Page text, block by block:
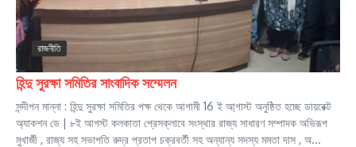
রাজনীতি
হিন্দু সুরক্ষা সমিতির সাংবাদিক সম্মেলন
সন্দীপন মান্না : হিন্দু সুরক্ষা সমিতির পক্ষ থেকে আগামী 16 ই আ্গাস্ট অনুষ্ঠিত হচ্ছে ডায়রেক্ট
অ্যাকশন ডে | ৮ই আগস্ট কলকাতা প্রেসক্লাবে সংস্থার রাজ্য সাধারণ সম্পাদক অভিরূপ
মুখার্জী , রাজ্য সহ সভাপতি রুদ্র প্রতাপ চক্রবর্তী সহ অন্যান্য সদস্য মমতা দাস , অ...